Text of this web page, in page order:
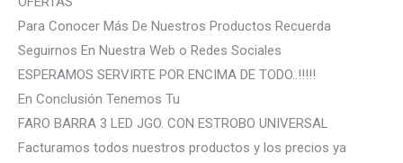
Para Conocer Más De Nuestros Productos Recuerda
Seguirnos En Nuestra Web o Redes Sociales
ESPERAMOS SERVIRTE POR ENCIMA DE TODO..!!!!!
En Conclusión Tenemos Tu
FARO BARRA 3 LED JGO. CON ESTROBO UNIVERSAL
Facturamos todos nuestros productos y los precios ya